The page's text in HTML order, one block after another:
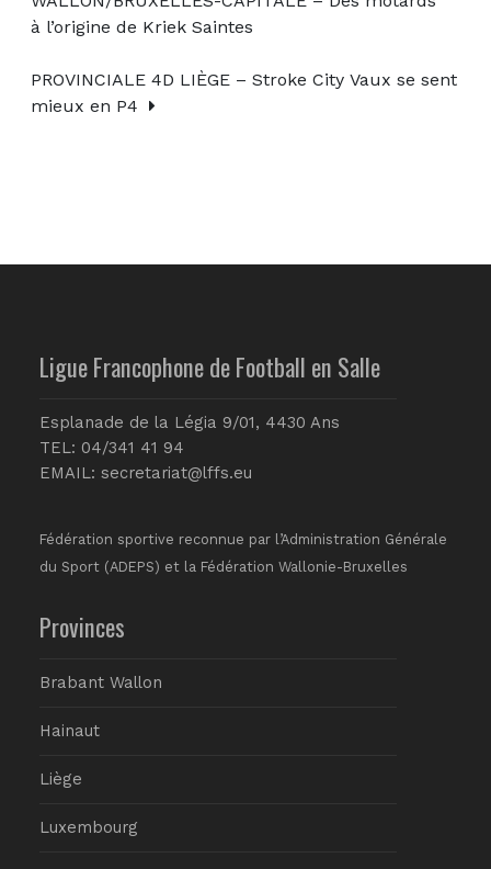
à l’origine de Kriek Saintes
PROVINCIALE 4D LIÈGE – Stroke City Vaux se sent
mieux en P4
Ligue Francophone de Football en Salle
Esplanade de la Légia 9/01, 4430 Ans
TEL: 04/341 41 94
EMAIL: secretariat@lffs.eu
Fédération sportive reconnue par l’Administration Générale
du Sport (ADEPS) et la Fédération Wallonie-Bruxelles
Provinces
Brabant Wallon
Hainaut
Liège
Luxembourg